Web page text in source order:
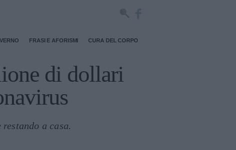
FRASI E AFORISMI CURA DEL CORPO
di dollari
a casa.